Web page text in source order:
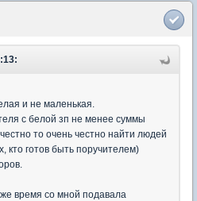
и не маленькая.
с белой зп не менее суммы
то очень честно найти людей
кто готов быть поручителем)
время со мной подавала